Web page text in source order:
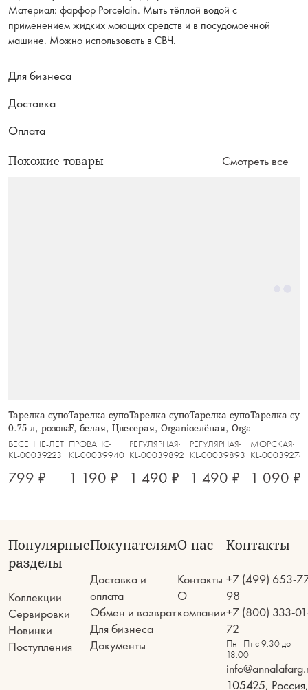
Материал: фарфор Рorcelain. Мыть тёплой водой с
применением жидких моющих средств и в посудомоечной
машине. Можно использовать в СВЧ.
Для бизнеса
Доставка
Оплата
Похожие товары Смотреть все
Тарелка суповая/салатник, 20 см,
0.75 л, розовая, Primula
ВЕСЕННЕ-ЛЕТНЯЯ
KL-00039223
799 ₽
Тарелка суповая, 19х6,5 см, фарфор
F, белая, Цветы, Provence
ПРОВАНС
KL-00039940
1 190 ₽
Тарелка суповая, 19 см, 1.0 л,
серая, Organica
РЕГУЛЯРНАЯ
KL-00039892
1 490 ₽
Тарелка суповая, 19 см,
зелёная, Organica
РЕГУЛЯРНАЯ
KL-00039893
1 490 ₽
Тарелка
МОРСКАЯ
KL-00039274
1 090 ₽
Популярные
разделы
Коллекции
Сервировки
Новинки
Поступления
Покупателям
Доставка и
оплата
Обмен и возврат
Для бизнеса
Документы
О нас
Контакты
О
компании
Контакты
+7 (499) 653-
98
+7 (800) 333-
72
Пн - Пт с 9:30 до
18:00
105425, Россия,